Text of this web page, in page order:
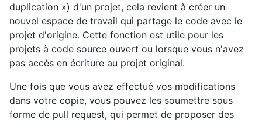
duplication ») d'un projet, cela revient à créer un
nouvel espace de travail qui partage le code avec le
projet d'origine. Cette fonction est utile pour les
projets à code source ouvert ou lorsque vous n'avez
pas accès en écriture au projet original.
Une fois que vous avez effectué vos modifications
dans votre copie, vous pouvez les soumettre sous
forme de pull request, qui permet de proposer des